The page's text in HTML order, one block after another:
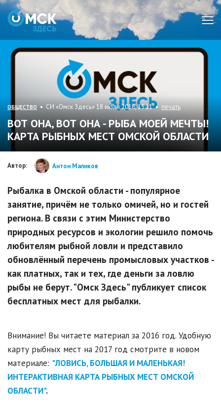
ОБЩЕСТВО • СИ «Омск Здесь» 18 июля 2016, 15:11 • печать
ВОТ ОНА, ВОТ ОНА - РЫБА МОЕЙ МЕЧТЫ!
КАРТА РЫБНЫХ МЕСТ ОМСКОЙ ОБЛАСТИ
Автор: Антон Маликов
Рыбалка в Омской области - популярное
занятие, причём не только омичей, но и гостей
региона. В связи с этим Министерство
природных ресурсов и экологии решило помочь
любителям рыбной ловли и представило
обновлённый перечень промысловых участков -
как платных, так и тех, где деньги за ловлю
рыбы не берут. "Омск Здесь" публикует список
бесплатных мест для рыбалки.
Внимание! Вы читаете материал за 2016 год. Удобную
карту рыбных мест на 2017 год смотрите в новом
материале: "ЛОВИСЬ, БОЛЬШАЯ И МАЛЕНЬКАЯ!
ИНТЕРАКТИВНАЯ КАРТА РЫБНЫХ МЕСТ ОМСКОЙ
ОБЛАСТИ".